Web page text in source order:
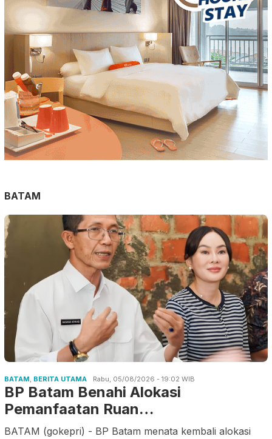
BATAM
BATAM, BERITA UTAMA Rabu, 05/08/2026 - 19:02 WIB
BP Batam Benahi Alokasi
Pemanfaatan Ruan…
BATAM (gokepri) - BP Batam menata kembali alokasi